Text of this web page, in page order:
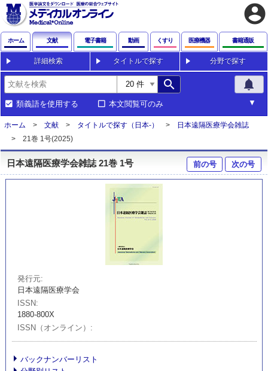
account_circle
ホーム 文献 電子書籍 動画 くすり 医療機器 書籍通販
詳細検索 タイトルで探す 分野で探す
search notifications
類義語を使用する 本文閲覧可のみ
ホーム 文献 タイトルで探す（日本-）
日本遠隔医療学会雑誌
21巻 1号(2025)
日本遠隔医療学会雑誌 21巻 1号 前の号 次の号
発行元
日本遠隔医療学会
ISSN
1880-800X
ISSN（オンライン）
バックナンバーリスト